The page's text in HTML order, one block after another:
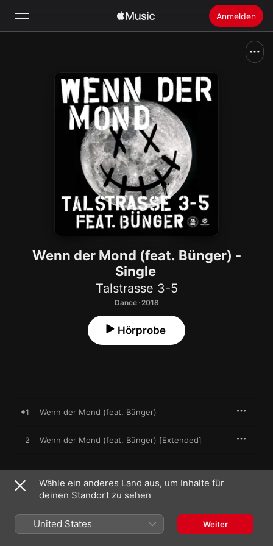
Anmelden
Startseite
Apple Music installieren
Wenn der Mond (feat. Bünger) -
Single
Talstrasse 3-5
Dance · 2018
Hörprobe
1 Wenn der Mond (feat. Bünger)
2 Wenn der Mond (feat. Bünger) [Extended]
6. April 2018
2 Titel, 5 Minuten
exclusive license to Kontor Records GmbH
Wähle ein anderes Land aus, um Inhalte für
deinen Standort zu sehen
United States Weiter